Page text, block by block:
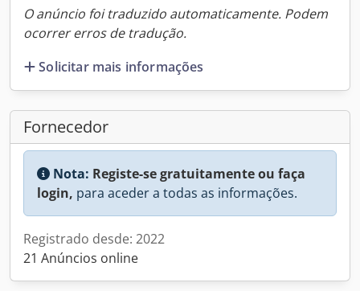
O anúncio foi traduzido automaticamente. Podem
ocorrer erros de tradução.
Solicitar mais informações
Fornecedor
Nota: Registe-se gratuitamente ou faça
login, para aceder a todas as informações.
Registrado desde: 2022
21 Anúncios online